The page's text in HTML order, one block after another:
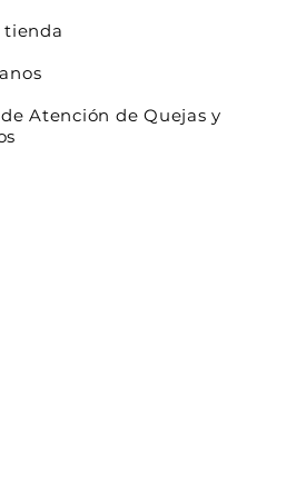
tienda
Atención de Quejas y